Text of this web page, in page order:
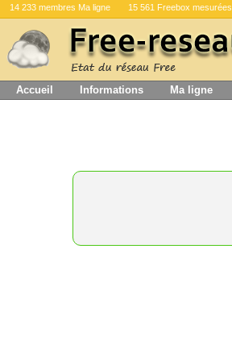
14 233 membres Ma ligne 15 561 Freebox mesurées
Accueil Informations Ma ligne